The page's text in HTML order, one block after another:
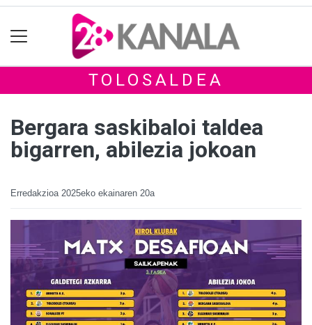
TOLOSALDEA
Bergara saskibaloi taldea
bigarren, abilezia jokoan
Erredakzioa 2025eko ekainaren 20a